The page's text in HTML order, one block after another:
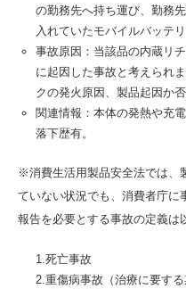
の勤務先へ持ち運び、勤務
入れていたモバイルバッテリ
事故原因：当該品の内蔵リ
に起因した事故と考えられ
クの発火原因、製品起因か
関連情報：本体の発熱や充
落下歴有。
※消費生活用製品安全法では、
ていない状況でも、消費者庁に
報告を必要とする事故の定義は
1.死亡事故
2.重傷病事故（治療に要す